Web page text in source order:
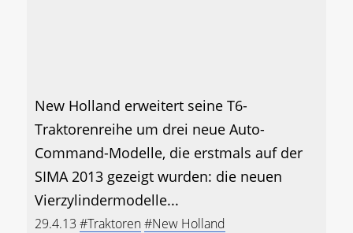
New Holland erweitert seine T6-
Traktorenreihe um drei neue Auto-
Command-Modelle, die erstmals auf der
SIMA 2013 gezeigt wurden: die neuen
Vierzylindermodelle...
29.4.13 #Traktoren#New Holland